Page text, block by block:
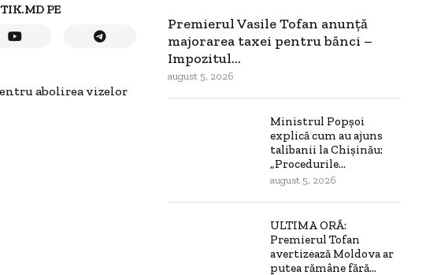
PE
abolirea vizelor
Premierul Vasile Tofan anunță
majorarea taxei pentru bănci –
Impozitul...
august 5, 2026
Ministrul Popșoi
explică cum au ajuns
talibanii la Chișinău:
„Procedurile...
august 5, 2026
ULTIMA ORĂ:
Premierul Tofan
avertizează Moldova ar
putea rămâne fără...